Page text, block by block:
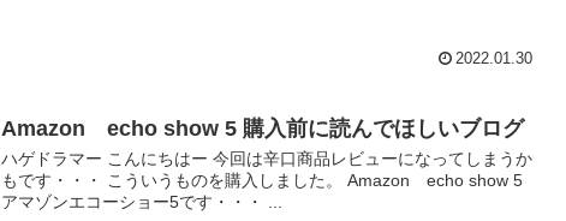
2022.01.30
Amazon echo show 5 購入前に読んでほしいブログ
ハゲドラマー こんにちはー 今回は辛口商品レビューになってしまうか
もです・・・ こういうものを購入しました。 Amazon echo show 5
アマゾンエコーショー5です・・・ ...